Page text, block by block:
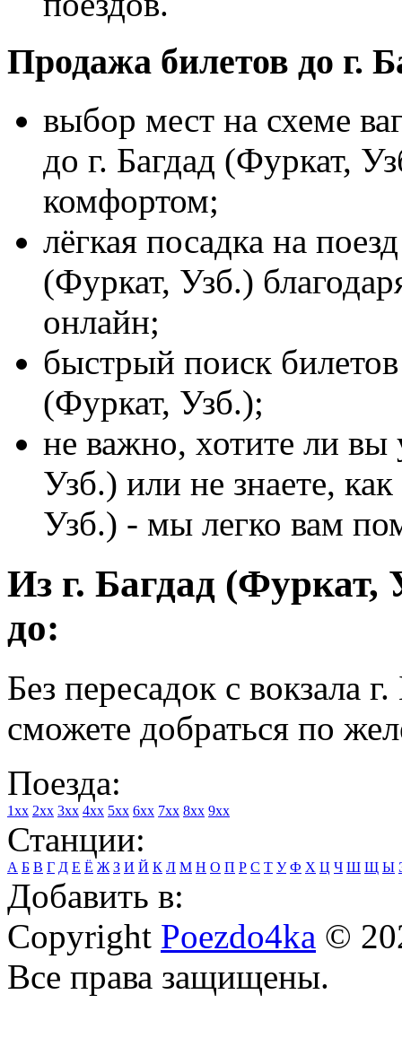
Продажа билетов до г.
выбор мест на схеме
до г. Багдад (Фуркат,
комфортом;
лёгкая посадка на
(Фуркат, Узб.)
онлайн;
быстрый поиск
(Фуркат, Узб.);
не важно, хотите ли вы
Узб.) или не знаете,
Узб.) - мы легко вам
Из г. Багдад (Фуркат,
до:
Без пересадок с вокзала
сможете добраться по
Поезда:
1xx 2xx 3xx 4xx 5xx 6xx 7xx 8xx 9xx
Станции:
А Б В Г Д Е Ё Ж З И Й К Л М Н О П Р С Т У Ф Х Ц Ч Ш Щ Ы
Добавить в:
Copyright Poezdo4ka ©
Все права защищены.